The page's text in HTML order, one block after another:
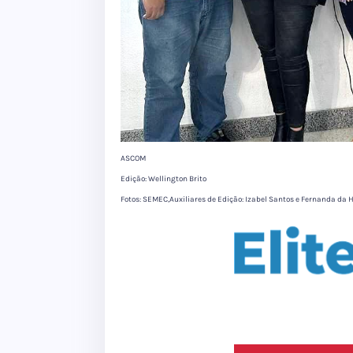
ASCOM
Edição: Wellington Brito
Fotos: SEMEC,Auxiliares de Edição: Izabel Santos e Fernanda da